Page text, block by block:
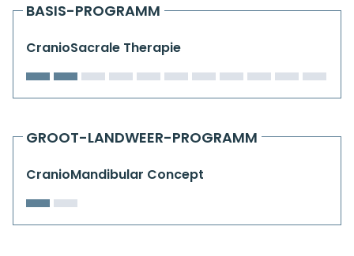
BASIS-PROGRAMM
CranioSacrale Therapie
GROOT-LANDWEER-PROGRAMM
CranioMandibular Concept
Kursorte mit Kursangeboten